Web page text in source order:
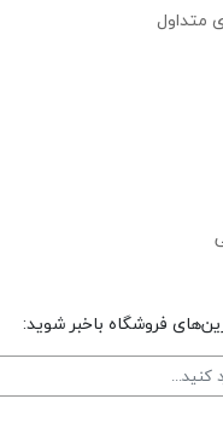
متداول
فروشگاه باخبر شوید: